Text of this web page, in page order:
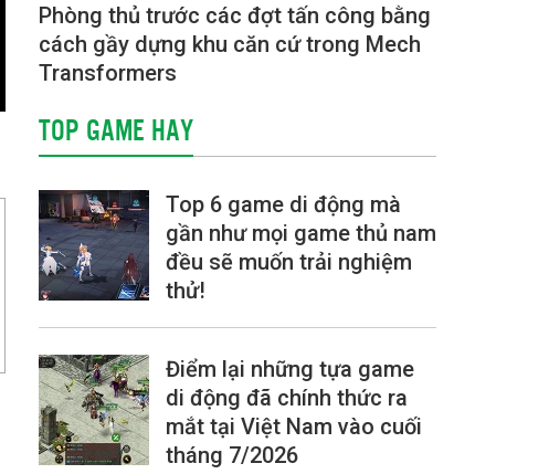
Phòng thủ trước các đợt tấn công bằng
cách gầy dựng khu căn cứ trong Mech
Transformers
TOP GAME HAY
Top 6 game di động mà
gần như mọi game thủ nam
đều sẽ muốn trải nghiệm
thử!
Điểm lại những tựa game
di động đã chính thức ra
mắt tại Việt Nam vào cuối
tháng 7/2026